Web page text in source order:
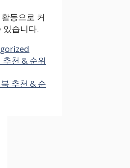
동으로 커
있습니다.
천 & 순위
추천 & 순